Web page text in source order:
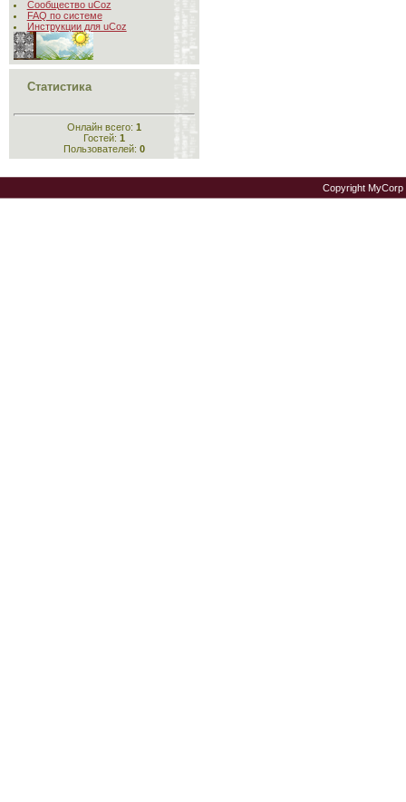
Сообщество uCoz
FAQ по системе
Инструкции для uCoz
Статистика
Онлайн всего: 1
Гостей: 1
Пользователей: 0
Copyright MyCorp